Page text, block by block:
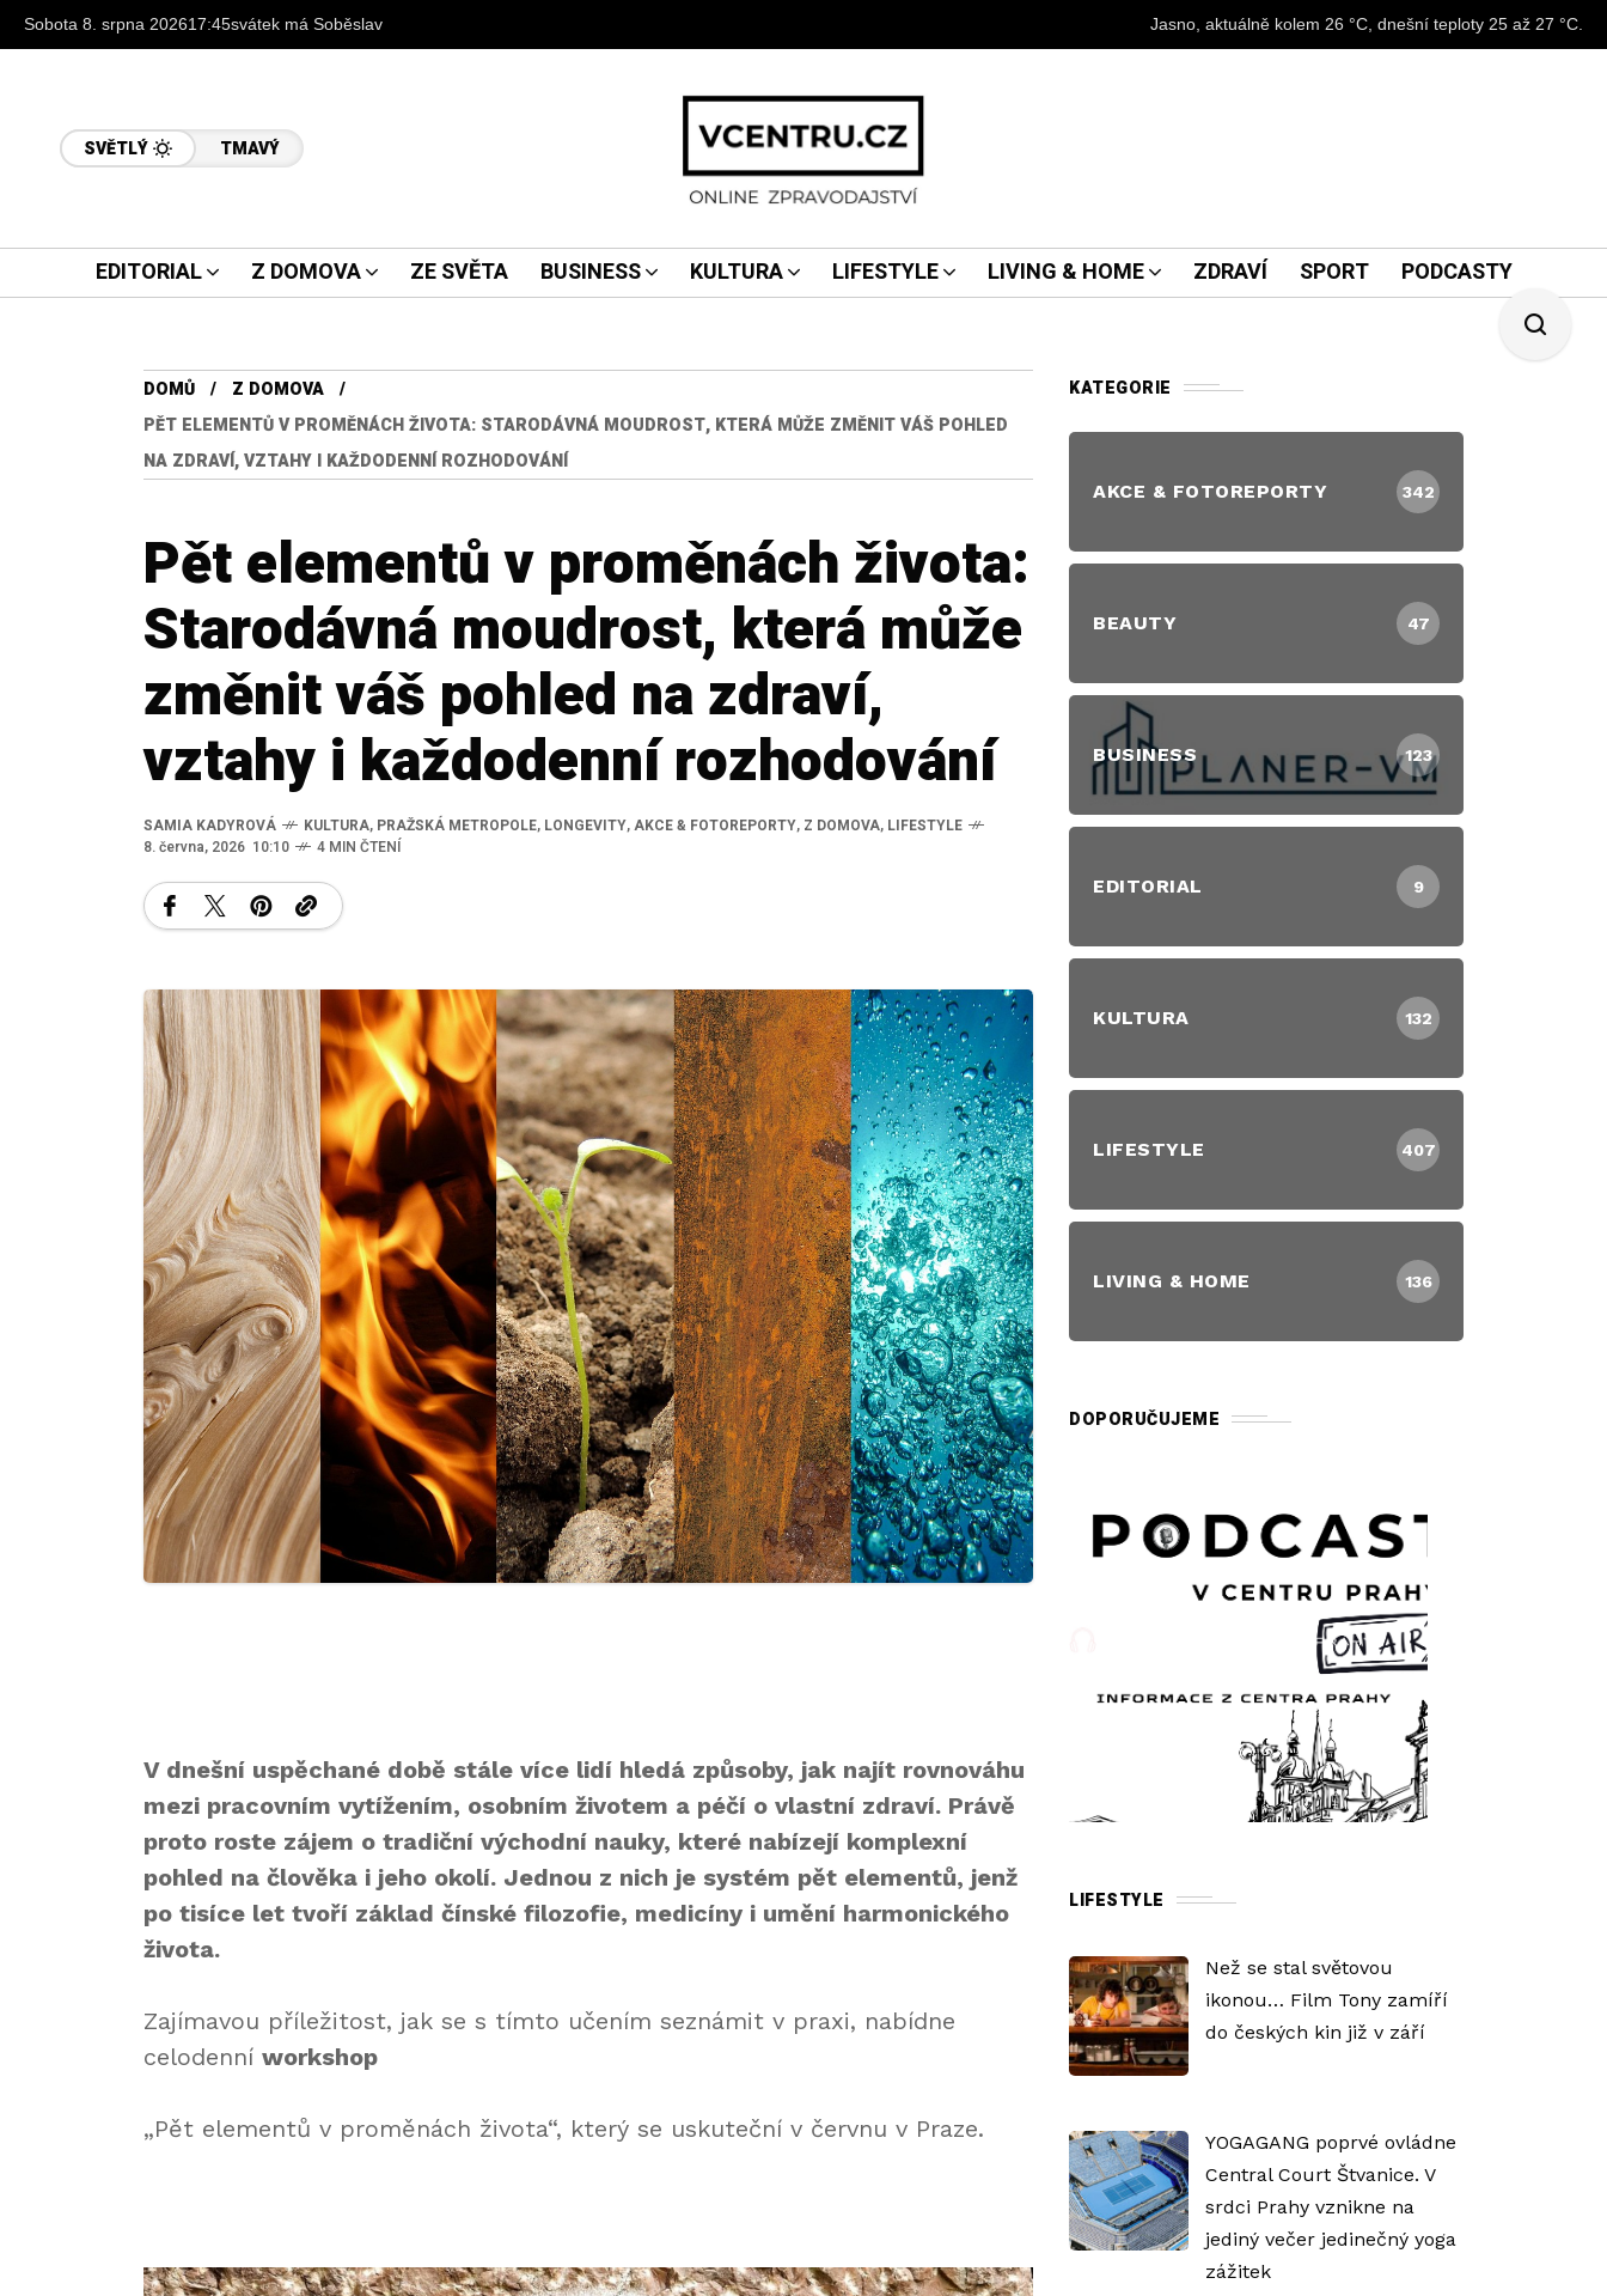
Sobota 8. srpna 202617:45svátek má Soběslav Jasno, aktuálně kolem 26 °C, dnešní teploty 25 až 27 °C.
SVĚTLÝ TMAVÝ
EDITORIAL Z DOMOVA ZE SVĚTA BUSINESS KULTURA LIFESTYLE LIVING & HOME ZDRAVÍ SPORT PODCASTY
DOMŮ
Z DOMOVA
PĚT ELEMENTŮ V PROMĚNÁCH ŽIVOTA: STARODÁVNÁ MOUDROST, KTERÁ MŮŽE ZMĚNIT VÁŠ POHLED
NA ZDRAVÍ, VZTAHY I KAŽDODENNÍ ROZHODOVÁNÍ
Pět elementů v proměnách života:
Starodávná moudrost, která může
změnit váš pohled na zdraví,
vztahy i každodenní rozhodování
SAMIA KADYROVÁ KULTURA, PRAŽSKÁ METROPOLE, LONGEVITY,AKCE & FOTOREPORTY, Z DOMOVA, LIFESTYLE
8. června, 2026 10:10
4 MIN ČTENÍ
V dnešní uspěchané době stále více lidí hledá způsoby, jak najít rovnováhu
mezi pracovním vytížením, osobním životem a péčí o vlastní zdraví. Právě
proto roste zájem o tradiční východní nauky, které nabízejí komplexní
pohled na člověka i jeho okolí. Jednou z nich je systém pět elementů, jenž
po tisíce let tvoří základ čínské filozofie, medicíny i umění harmonického
života.
Zajímavou příležitost, jak se s tímto učením seznámit v praxi, nabídne
celodenní workshop
„Pět elementů v proměnách života“, který se uskuteční v červnu v Praze.
KATEGORIE
AKCE & FOTOREPORTY 342
BEAUTY 47
BUSINESS 123
EDITORIAL 9
KULTURA 132
LIFESTYLE 407
LIVING & HOME 136
DOPORUČUJEME
LIFESTYLE
Než se stal světovou
ikonou… Film Tony zamíří
do českých kin již v září
YOGAGANG poprvé ovládne
Central Court Štvanice. V
srdci Prahy vznikne na
jediný večer jedinečný yoga
zážitek